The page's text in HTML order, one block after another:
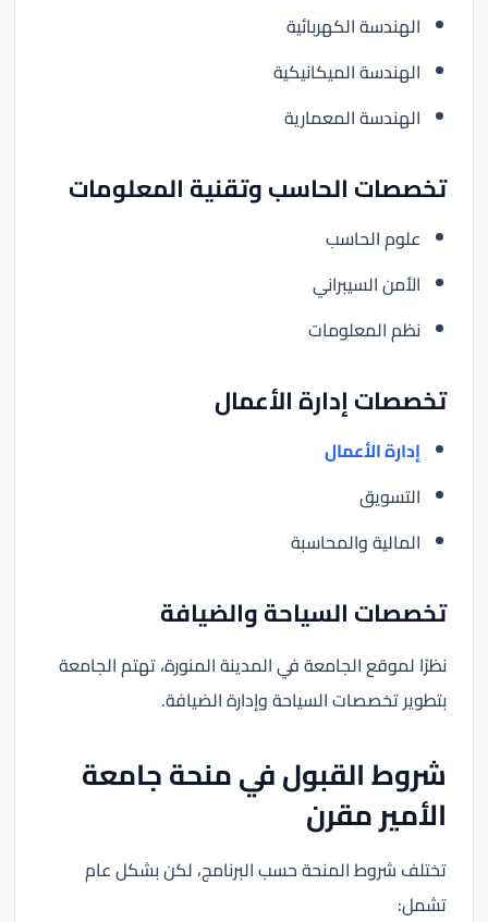
الهندسة الكهربائية
الهندسة الميكانيكية
الهندسة المعمارية
تخصصات الحاسب وتقنية المعلومات
علوم الحاسب
الأمن السيبراني
نظم المعلومات
تخصصات إدارة الأعمال
إدارة الأعمال
التسويق
المالية والمحاسبة
تخصصات السياحة والضيافة
نظرًا لموقع الجامعة في المدينة المنورة، تهتم الجامعة
بتطوير تخصصات السياحة وإدارة الضيافة.
شروط القبول في منحة جامعة
الأمير مقرن
تختلف شروط المنحة حسب البرنامج، لكن بشكل عام
تشمل: